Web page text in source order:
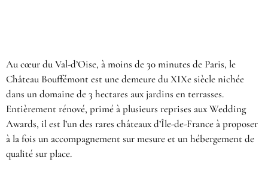
Au cœur du Val-d’Oise, à moins de 30 minutes de Paris, le
Château Bouffémont est une demeure du XIXe siècle nichée
dans un domaine de 3 hectares aux jardins en terrasses.
Entièrement rénové, primé à plusieurs reprises aux Wedding
Awards, il est l’un des rares châteaux d’Île-de-France à proposer
à la fois un accompagnement sur mesure et un hébergement de
qualité sur place.